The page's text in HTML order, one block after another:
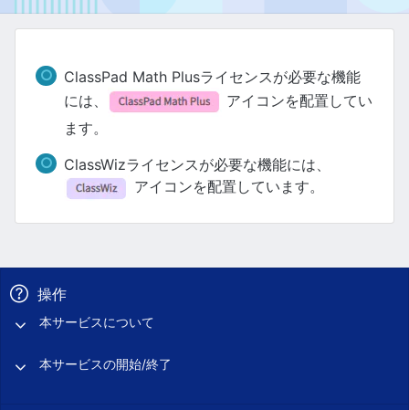
ClassPad Math Plusライセンスが必要な機能
には、
アイコンを配置してい
ます。
ClassWizライセンスが必要な機能には、
アイコンを配置しています。
操作
本サービスについて
本サービスの開始/終了